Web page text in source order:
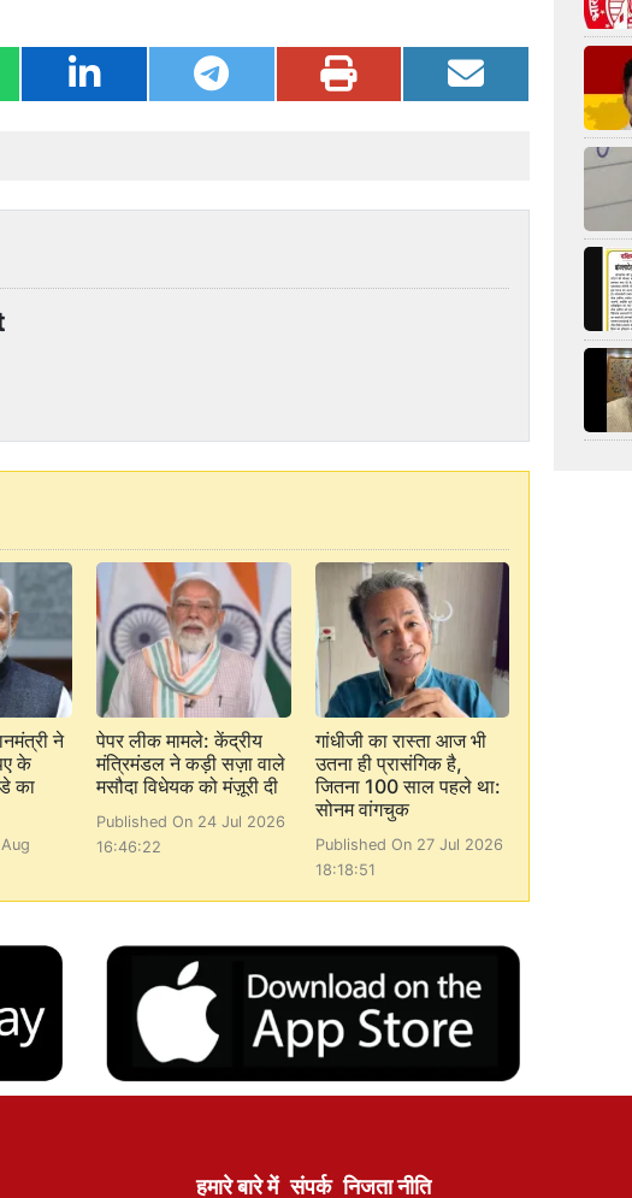
ने
के
का
पेपर लीक मामले: केंद्रीय
मंत्रिमंडल ने कड़ी सज़ा वाले
मसौदा विधेयक को मंज़ूरी दी
Published On 24 Jul 2026
16:46:22
गांधीजी का रास्ता आज भी
उतना ही प्रासंगिक है,
जितना 100 साल पहले था:
सोनम वांगचुक
Published On 27 Jul 2026
18:18:51
हमारे बारे में संपर्क निजता नीति